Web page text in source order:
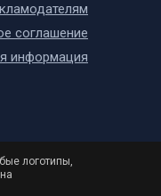
соглашение
информация
логотипы,